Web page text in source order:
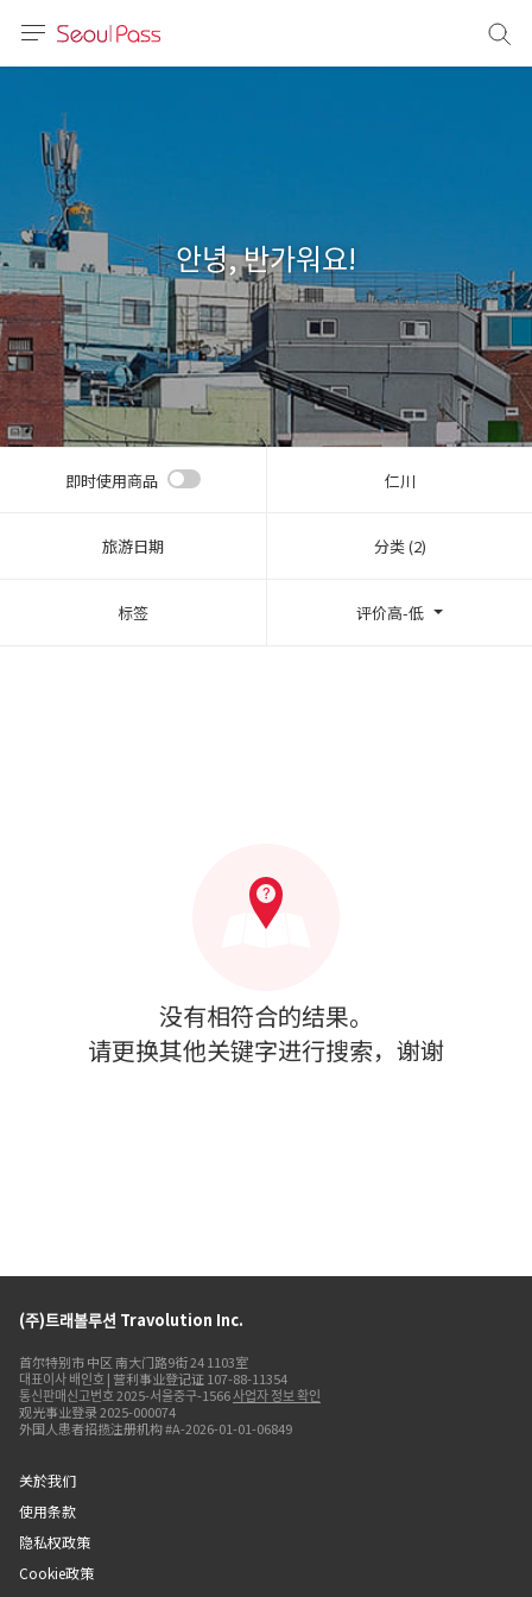
体)
文 (台灣)
안녕, 반가워요!
即时使用商品 仁川
旅游日期 分类 (2)
标签 评价高-低
没有相符合的结果。
请更换其他关键字进行搜索，谢谢
(주)트래볼루션 Travolution Inc.
首尔特别市 中区 南大门路9街 24 1103室
대표이사 배인호 | 营利事业登记证 107-88-11354
통신판매신고번호 2025-서울중구-1566사업자 정보 확인
观光事业登录 2025-000074
外国人患者招揽注册机构 #A-2026-01-01-06849
关於我们
使用条款
隐私权政策
Cookie政策